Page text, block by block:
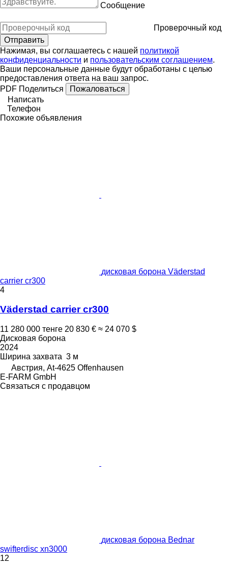
Сообщение
Проверочный код
Нажимая, вы соглашаетесь с нашей политикой
конфиденциальности и пользовательским соглашением.
Ваши персональные данные будут обработаны с целью
предоставления ответа на ваш запрос.
PDF Поделиться
Пожаловаться
Написать
Телефон
Похожие объявления
дисковая борона Väderstad
carrier cr300
4
Väderstad carrier cr300
11 280 000 тенге 20 830 € ≈ 24 070 $
Дисковая борона
2024
Ширина захвата 3 м
Австрия, At-4625 Offenhausen
E-FARM GmbH
Связаться с продавцом
дисковая борона Bednar
swifterdisc xn3000
12